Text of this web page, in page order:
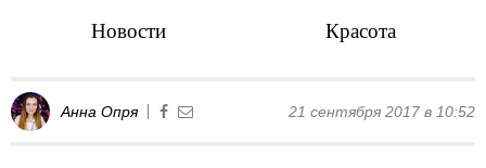
Новости Красота
Анна Опря 21 сентября 2017 в 10:52